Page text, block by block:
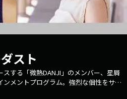
スト
する「微熱DANJI」のメンバー、星屑
メントプログラム。強烈な個性をサポ
タレント/プロデューサーとして活動